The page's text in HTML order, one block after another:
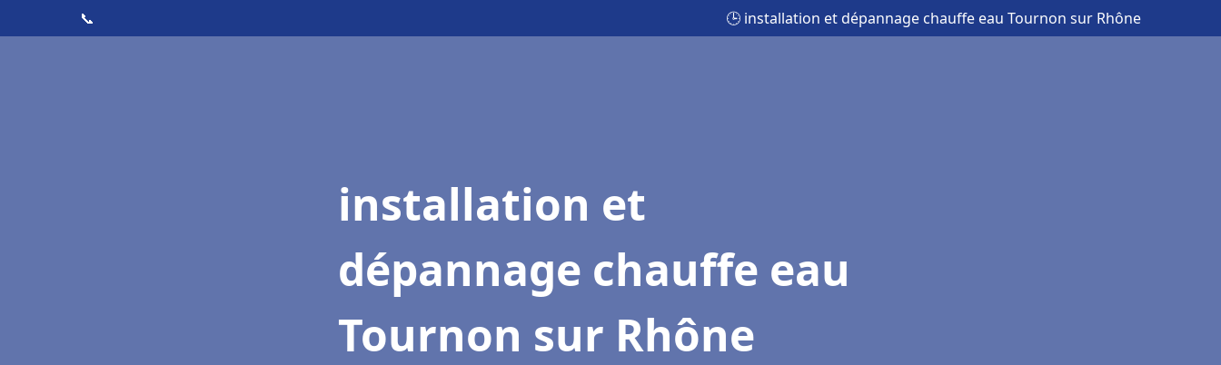
📞 🕒 installation et dépannage chauffe eau Tournon sur Rhône
installation et
dépannage chauffe eau
Tournon sur Rhône